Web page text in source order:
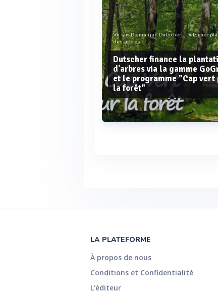
Vu sur Dominique Dutscher - Dutscher
des arbres
Dutscher finance la
d’arbres via la gamme
et le programme "Cap vert
la forêt"
LA PLATEFORME
À propos de nous
Conditions et Confidentialité
L'éditeur